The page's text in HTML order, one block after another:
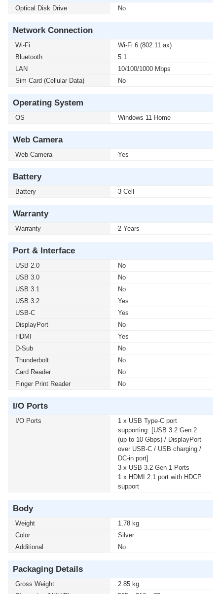
Optical Disk Drive No
Network Connection
Wi-Fi
Wi-Fi 6 (802.11 ax)
Bluetooth
5.1
LAN
10/100/1000 Mbps
Sim Card (Cellular Data)
No
Operating System
OS Windows 11 Home
Web Camera
Web Camera Yes
Battery
Battery 3 Cell
Warranty
Warranty 2 Years
Port & Interface
USB 2.0
No
USB 3.0
No
USB 3.1
No
USB 3.2
Yes
USB-C
Yes
DisplayPort
No
HDMI
Yes
D-Sub
No
Thunderbolt
No
Card Reader
No
Finger Print Reader
No
I/O Ports
I/O Ports
1 x USB Type-C port
supporting: [USB 3.2 Gen 2
(up to 10 Gbps) / DisplayPort
over USB-C / USB charging /
DC-in port]
3 x USB 3.2 Gen 1 Ports
1 x HDMI 2.1 port with HDCP
support
Body
Weight
1.78 kg
Color
Silver
Additional
No
Packaging Details
Gross Weight
2.85 kg